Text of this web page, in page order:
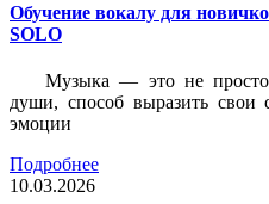
Обучение вокалу для
SOLO
Музыка — это не просто
души, способ выразить свои
эмоции
Подробнее
10.03.2026